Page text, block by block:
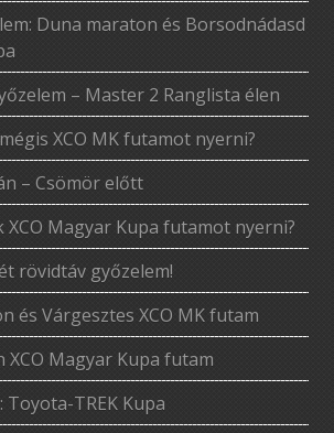
Duna maraton és Borsodnádasd
– Master 2 Ranglista élen
XCO MK futamot nyerni?
– Csömör előtt
Magyar Kupa futamot nyerni?
rövidtáv győzelem!
és Várgesztes XCO MK futam
XCO Magyar Kupa futam
Toyota-TREK Kupa